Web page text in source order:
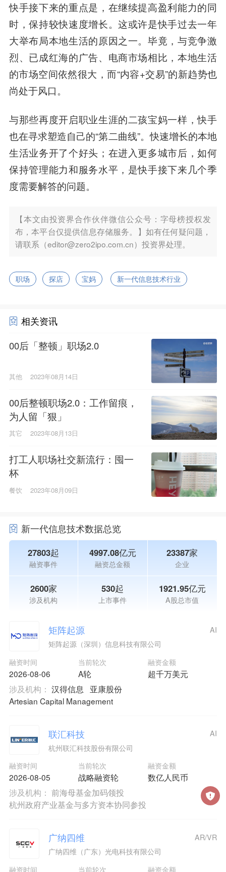
快手接下来的重点是， 在继续提高盈利能力的同
时，保持较快速度增长。这或许是快手过去一年
大举布局本地生活的原因之一。毕竟，与竞争激
烈、已成红海的广告、电商市场相比，本地生活
的市场空间依然很大，而“内容+交易”的新趋势也
尚处于风口。
与那些再度开启职业生涯的二孩宝妈一样，快手
也在寻求塑造自己的“第二曲线”。快速增长的本地
生活业务开了个好头；在进入更多城市后，如何
保持管理能力和服务水平，是快手接下来几个季
度需要解答的问题。
【本文由投资界合作伙伴微信公众号：字母榜授权发
布，本平台仅提供信息存储服务。】如有任何疑问题，
请联系（editor@zero2ipo.com.cn）投资界处理。
职场 探店 宝妈 新一代信息技术行业
相关资讯
00后「整顿」职场2.0
其他 2023年08月14日
00后整顿职场2.0：工作留痕，
为人留「狠」
其它 2023年08月13日
打工人职场社交新流行：囤一
杯
餐饮 2023年08月09日
新一代信息技术数据总览
27803起
融资事件
4997.08亿元
融资总金额
23387家
企业
2600家
涉及机构
530起
上市事件
1921.95亿元
A股总市值
矩阵起源
矩阵起源（深圳）信息科技有限公司
融资时间
2026-08-06
当前轮次
A轮
融资金额
超千万美元
AI
涉及机构： 汉得信息
亚康股份
Artesian Capital Management
联汇科技
杭州联汇科技股份有限公司
融资时间
2026-08-05
当前轮次
战略融资轮
融资金额
数亿人民币
AI
涉及机构： 前海母基金加码领投
杭州政府产业基金与多方资本协同参投
广纳四维
广纳四维（广东）光电科技有限公司
融资时间
当前轮次 融资金额
AR/VR